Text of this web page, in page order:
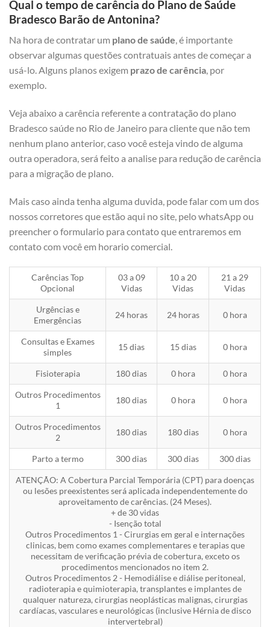
Qual o tempo de carência do Plano de Saúde
Bradesco Barão de Antonina?
Na hora de contratar um plano de saúde, é importante
observar algumas questões contratuais antes de começar a
usá-lo. Alguns planos exigem prazo de carência, por
exemplo.
Veja abaixo a carência referente a contratação do plano
Bradesco saúde no Rio de Janeiro para cliente que não tem
nenhum plano anterior, caso você esteja vindo de alguma
outra operadora, será feito a analise para redução de carência
para a migração de plano.
Mais caso ainda tenha alguma duvida, pode falar com um dos
nossos corretores que estão aqui no site, pelo whatsApp ou
preencher o formulario para contato que entraremos em
contato com você em horario comercial.
Carências Top
Opcional
03 a 09
Vidas
10 a 20
Vidas
21 a 29
Vidas
Urgências e
Emergências
24 horas 24 horas 0 hora
Consultas e Exames
simples
15 dias 15 dias 0 hora
Fisioterapia 180 dias 0 hora 0 hora
Outros Procedimentos
1
180 dias 0 hora 0 hora
Outros Procedimentos
2
180 dias 180 dias 0 hora
Parto a termo 300 dias 300 dias 300 dias
ATENÇÃO: A Cobertura Parcial Temporária (CPT) para doenças
ou lesões preexistentes será aplicada independentemente do
aproveitamento de carências. (24 Meses).
+ de 30 vidas
- Isenção total
Outros Procedimentos 1 - Cirurgias em geral e internações
clinicas, bem como exames complementares e terapias que
necessitam de verificação prévia de cobertura, exceto os
procedimentos mencionados no item 2.
Outros Procedimentos 2 - Hemodiálise e diálise peritoneal,
radioterapia e quimioterapia, transplantes e implantes de
qualquer natureza, cirurgias neoplásticas malignas, cirurgias
cardíacas, vasculares e neurológicas (inclusive Hérnia de disco
intervertebral)